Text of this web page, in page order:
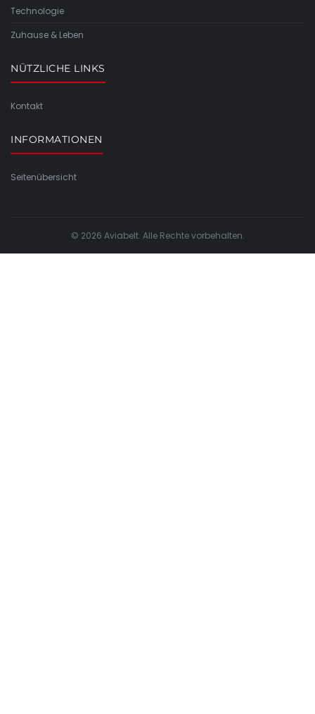
Technologie
Zuhause & Leben
NÜTZLICHE LINKS
Kontakt
INFORMATIONEN
Seitenübersicht
© 2026 Aviabelt. Alle Rechte vorbehalten.